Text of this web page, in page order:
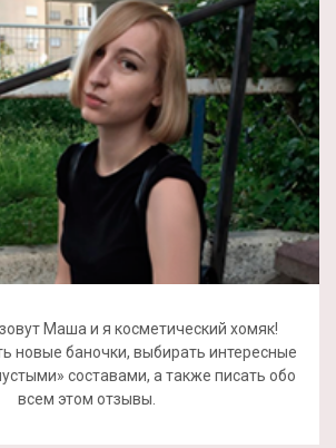
Маша и я косметический хомяк!
новые баночки, выбирать интересные
составами, а также писать обо
всем этом отзывы.